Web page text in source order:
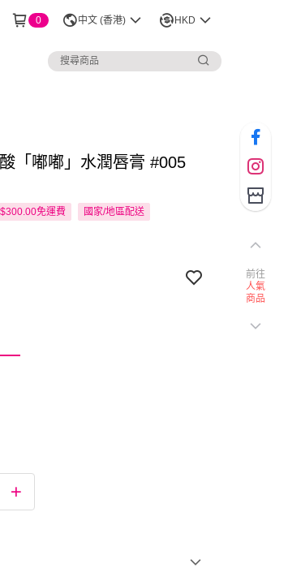
0 中文 (香港) HKD
「嘟嘟」水潤唇膏 #005
免運費 國家/地區配送
前往
人氣
商品